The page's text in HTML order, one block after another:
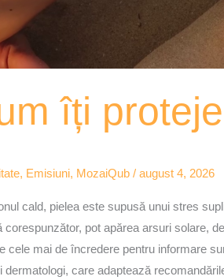
îți
, Emisiuni, MozaiQub /august 4, 2026
cald, pielea este supusă unui stres
corespunzător, pot apărea arsuri solare,
cele mai de încredere pentru informare
dermatologi, care adaptează